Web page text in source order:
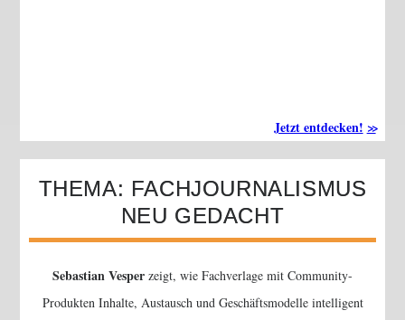
Jetzt entdecken!
THEMA: FACHJOURNALISMUS
NEU GEDACHT
Sebastian Vesper zeigt, wie Fachverlage mit Community-
Produkten Inhalte, Austausch und Geschäftsmodelle intelligent